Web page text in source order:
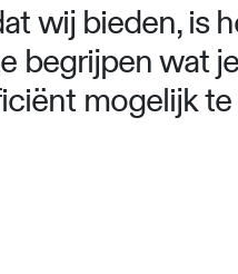
wij bieden, is
begrijpen wat
mogelijk